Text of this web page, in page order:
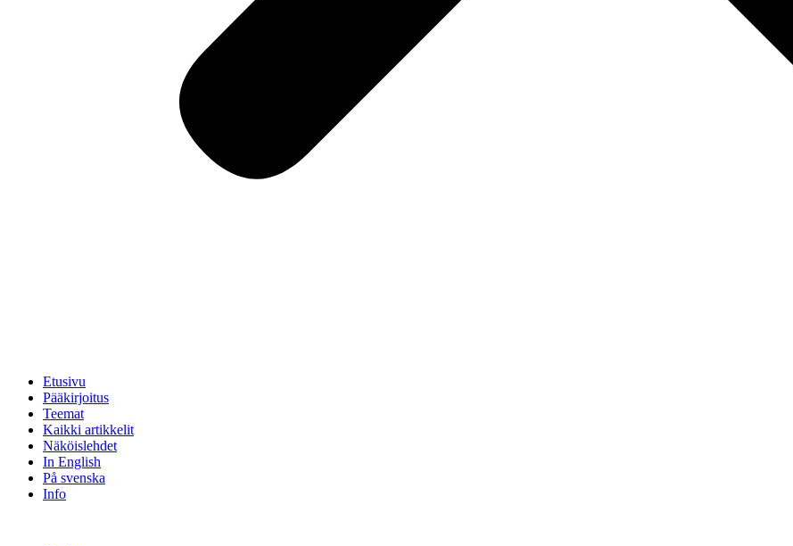
Etusivu
Pääkirjoitus
Teemat
Kaikki artikkelit
Näköislehdet
In English
På svenska
Info